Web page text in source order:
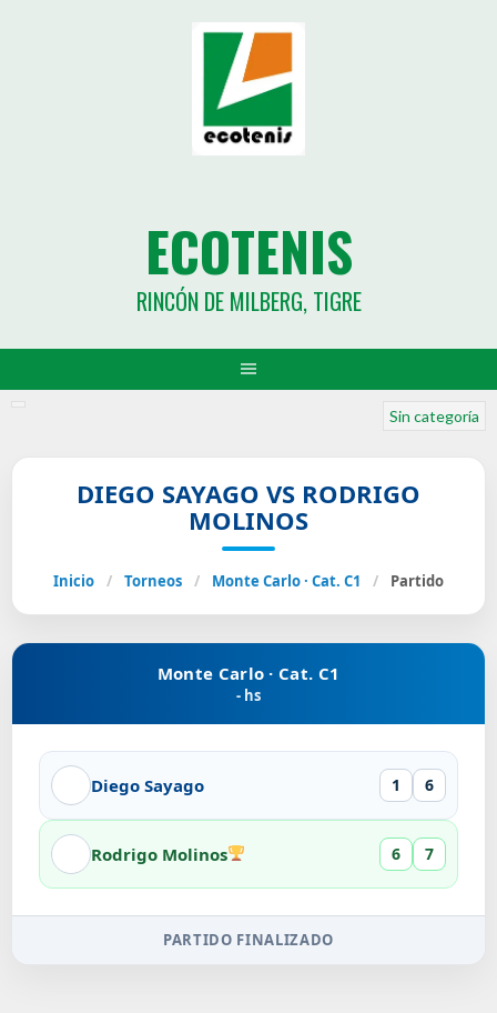
ECOTENIS
RINCÓN DE MILBERG, TIGRE
Sin categoría
DIEGO SAYAGO VS RODRIGO
MOLINOS
Inicio / Torneos / Monte Carlo · Cat. C1 / Partido
Monte Carlo · Cat. C1
- hs
Diego Sayago 1 6
Rodrigo Molinos 6 7
PARTIDO FINALIZADO